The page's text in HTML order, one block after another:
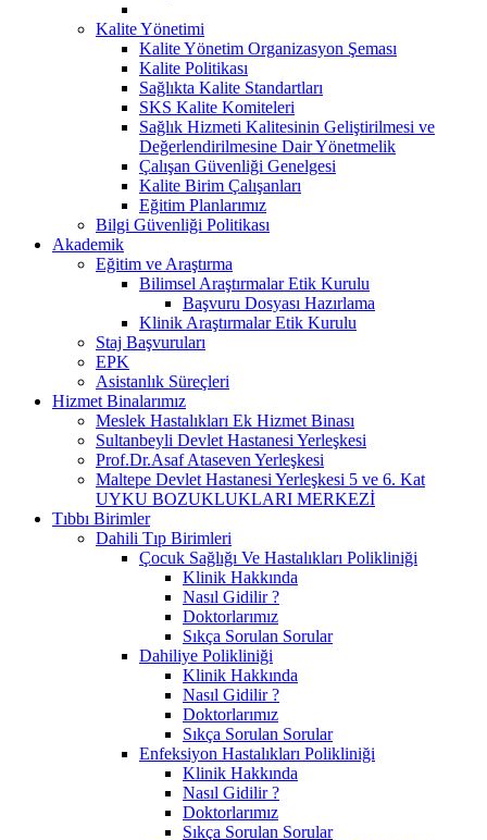
Kalite Yönetimi
Kalite Yönetim Organizasyon Şeması
Kalite Politikası
Sağlıkta Kalite Standartları
SKS Kalite Komiteleri
Sağlık Hizmeti Kalitesinin Geliştirilmesi ve
Değerlendirilmesine Dair Yönetmelik
Çalışan Güvenliği Genelgesi
Kalite Birim Çalışanları
Eğitim Planlarımız
Bilgi Güvenliği Politikası
Akademik
Eğitim ve Araştırma
Bilimsel Araştırmalar Etik Kurulu
Başvuru Dosyası Hazırlama
Klinik Araştırmalar Etik Kurulu
Staj Başvuruları
EPK
Asistanlık Süreçleri
Hizmet Binalarımız
Meslek Hastalıkları Ek Hizmet Binası
Sultanbeyli Devlet Hastanesi Yerleşkesi
Prof.Dr.Asaf Ataseven Yerleşkesi
Maltepe Devlet Hastanesi Yerleşkesi 5 ve 6. Kat
UYKU BOZUKLUKLARI MERKEZİ
Tıbbı Birimler
Dahili Tıp Birimleri
Çocuk Sağlığı Ve Hastalıkları Polikliniği
Klinik Hakkında
Nasıl Gidilir ?
Doktorlarımız
Sıkça Sorulan Sorular
Dahiliye Polikliniği
Klinik Hakkında
Nasıl Gidilir ?
Doktorlarımız
Sıkça Sorulan Sorular
Enfeksiyon Hastalıkları Polikliniği
Klinik Hakkında
Nasıl Gidilir ?
Doktorlarımız
Sıkça Sorulan Sorular